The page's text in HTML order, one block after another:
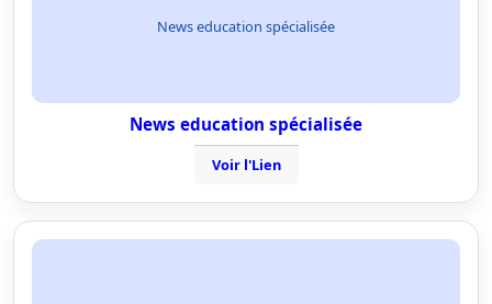
News education spécialisée
News education spécialisée
Voir l'Lien